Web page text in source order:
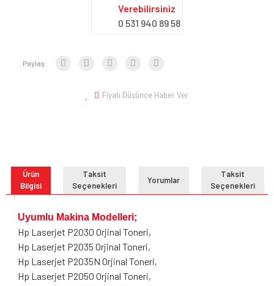
Verebilirsiniz
0 531 940 89 58
Paylaş:
Fiyatı Düşünce Haber Ver
Ürün
Bilgisi
Taksit
Seçenekleri
Yorumlar
Taksit
Seçenekleri
Uyumlu Makina Modelleri;
Hp Laserjet P2030 Orjinal Toneri,
Hp Laserjet P2035 Orjinal Toneri,
Hp Laserjet P2035N Orjinal Toneri,
Hp Laserjet P2050 Orjinal Toneri,